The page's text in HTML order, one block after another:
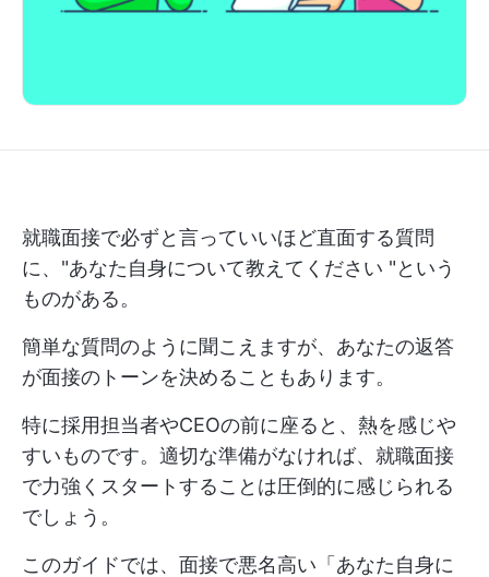
就職面接で必ずと言っていいほど直面する質問
に、"あなた自身について教えてください "という
ものがある。
簡単な質問のように聞こえますが、あなたの返答
が面接のトーンを決めることもあります。
特に採用担当者やCEOの前に座ると、熱を感じや
すいものです。適切な準備がなければ、就職面接
で力強くスタートすることは圧倒的に感じられる
でしょう。
このガイドでは、面接で悪名高い「あなた自身に